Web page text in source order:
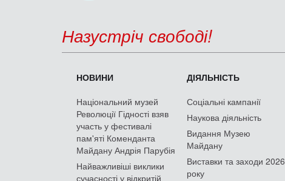
Назустріч свободі!
НОВИНИ
Національний музей
Революції Гідності взяв
участь у фестивалі
пам'яті Коменданта
Майдану Андрія Парубія
Найважливіші виклики
сучасності у відкритій
ДІЯЛЬНІСТЬ
Соціальні кампанії
Наукова діяльність
Видання Музею
Майдану
Виставки та заходи 2026
року